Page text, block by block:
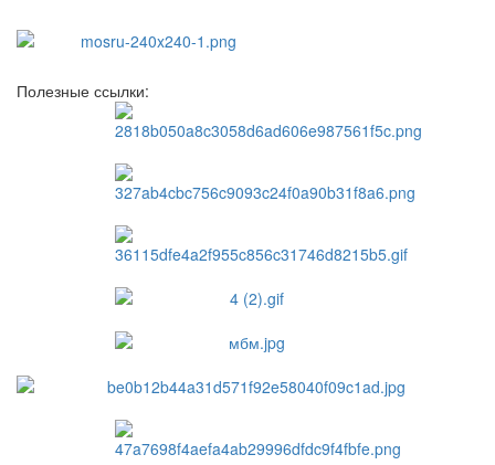
Полезные ссылки: